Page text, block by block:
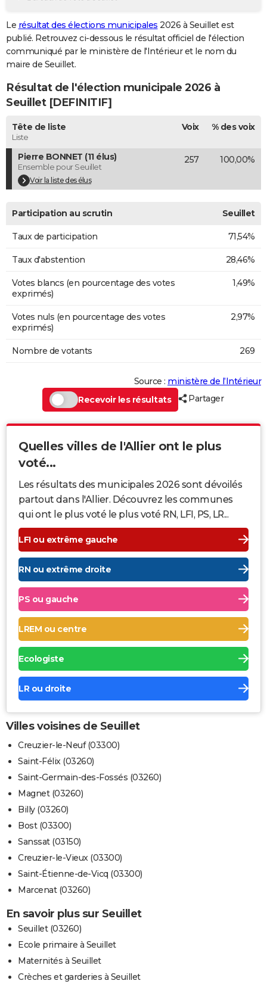
GUIDES D'ACHAT
BONS PLANS
CARTE DE VOEUX
Carte de Noël
Carte Bonne année
Carte Saint-Valentin
Carte Pâques
Carte d'anniversaire
DICTIONNAIRE
Dictionnaire
Biographies
Citations
Expressions
Proverbes
PROGRAMME TV
COPAINS D'AVANT
S'inscrire
Se connecter
Lycées
Collèges
Primaires
Universités
Entreprises
Service militaire
Avis de recherche
AVIS DE DÉCÈS
FORUM
Le résultat des élections municipales 2026 à Seuillet est
publié. Retrouvez ci-dessous le résultat officiel de l'élection
communiqué par le ministère de l'Intérieur et le nom du
maire de Seuillet.
Résultat de l'élection municipale 2026 à
Seuillet [DEFINITIF]
Tête de liste
Liste
Voix % des voix
Pierre BONNET (11 élus)
Ensemble pour Seuillet
Voir la liste des élus
257 100,00%
Participation au scrutin Seuillet
Taux de participation 71,54%
Taux d'abstention 28,46%
Votes blancs (en pourcentage des votes
exprimés)
1,49%
Votes nuls (en pourcentage des votes
exprimés)
2,97%
Nombre de votants 269
Source : ministère de l’Intérieur
Recevoir les résultats
Partager
Quelles villes de l'Allier ont le plus
voté...
Les résultats des municipales 2026 sont dévoilés
partout dans l'Allier. Découvrez les communes
qui ont le plus voté le plus voté RN, LFI, PS, LR...
LFI ou extrême gauche
RN ou extrême droite
PS ou gauche
LREM ou centre
Ecologiste
LR ou droite
Villes voisines de Seuillet
Creuzier-le-Neuf (03300)
Saint-Félix (03260)
Saint-Germain-des-Fossés (03260)
Magnet (03260)
Billy (03260)
Bost (03300)
Sanssat (03150)
Creuzier-le-Vieux (03300)
Saint-Étienne-de-Vicq (03300)
Marcenat (03260)
En savoir plus sur Seuillet
Seuillet (03260)
Ecole primaire à Seuillet
Maternités à Seuillet
Crèches et garderies à Seuillet